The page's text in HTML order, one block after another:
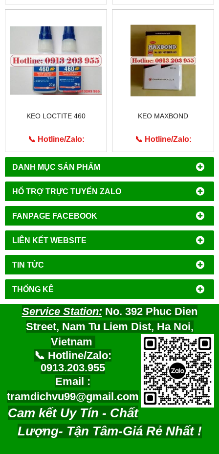
DANH MỤC SẢN PHẨM
HỔ TRỢ TRỰC TUYẾN ZALO
FANPAGE FACEBOOK
LIÊN KẾT WEBSITE
TIN TỨC
THỐNG KÊ
KEO LOCTITE 460
📞 Hotline/Zalo:
KEO MAXBOND
📞 Hotline/Zalo:
Service Station:No. 392 Phuc Dien
Street, Nam Tu Liem Dist, Ha Noi,
Vietnam
📞 Hotline/Zalo:
0913.203.955
Email :
tramdichvu99@gmail.com
Cam kết Uy Tín - Chất
Lượng- Tận Tâm-Giá Rẻ Nhất !